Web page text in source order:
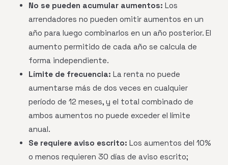
No se pueden acumular aumentos: Los
arrendadores no pueden omitir aumentos en un
año para luego combinarlos en un año posterior. El
aumento permitido de cada año se calcula de
forma independiente.
Límite de frecuencia: La renta no puede
aumentarse más de dos veces en cualquier
período de 12 meses, y el total combinado de
ambos aumentos no puede exceder el límite
anual.
Se requiere aviso escrito: Los aumentos del 10%
o menos requieren 30 días de aviso escrito;